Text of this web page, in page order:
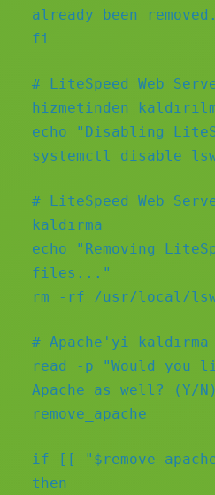
already been
fi
# LiteSpeed Web
hizmetinden
echo "Disabling
systemctl disable
# LiteSpeed Web
kaldırma
echo "Removing
files..."
rm -rf /usr/local/
# Apache'yi kaldırma
read -p "Would you
Apache as well? (Y/
remove_apache
if [[
then